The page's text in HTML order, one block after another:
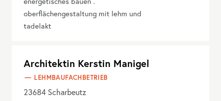
oberflächengestaltung mit lehm und
tadelakt
Architektin Kerstin Manigel
LEHMBAUFACHBETRIEB
23684 Scharbeutz